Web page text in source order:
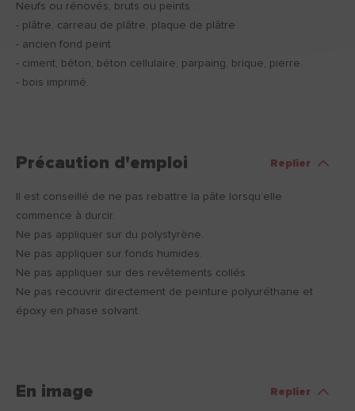
Neufs ou rénovés, bruts ou peints :
- plâtre, carreau de plâtre, plaque de plâtre
- ancien fond peint
- ciment, béton, béton cellulaire, parpaing, brique, pierre.
- bois imprimé.
Précaution d'emploi Replier
Il est conseillé de ne pas rebattre la pâte lorsqu’elle
commence à durcir.
Ne pas appliquer sur du polystyrène.
Ne pas appliquer sur fonds humides.
Ne pas appliquer sur des revêtements collés.
Ne pas recouvrir directement de peinture polyuréthane et
époxy en phase solvant.
En image Replier